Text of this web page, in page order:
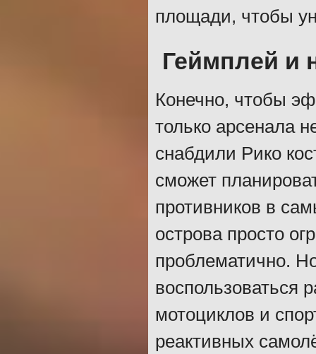
площади, чтобы
Геймплей и
Конечно, чтобы
только арсенала
снабдили Рико
сможет
противников в
острова просто
проблематично.
воспользоваться
мотоциклов и
реактивных